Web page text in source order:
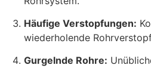
Häufige Verstopfungen:
wiederholende
Gurgelnde Rohre: